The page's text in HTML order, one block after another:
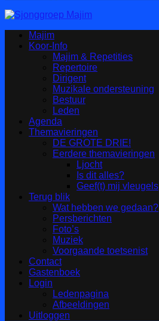
Majim
Koor-Info
Majim & Repetities
Repertoire
Dirigent
Muzikale ondersteuning
Bestuur
Leden
Agenda
Themavieringen
DE GROTE DRIE!
Eerdere themavieringen
Ljocht
Is dit alles?
Geef(t) mij vleugels
Terug blik
Wat hebben we gedaan?
Persberichten
Foto’s
Muziek
Voorgaande toetsenist
Contact
Gastenboek
Login
Ledenpagina
Afbeeldingen
Uitloggen